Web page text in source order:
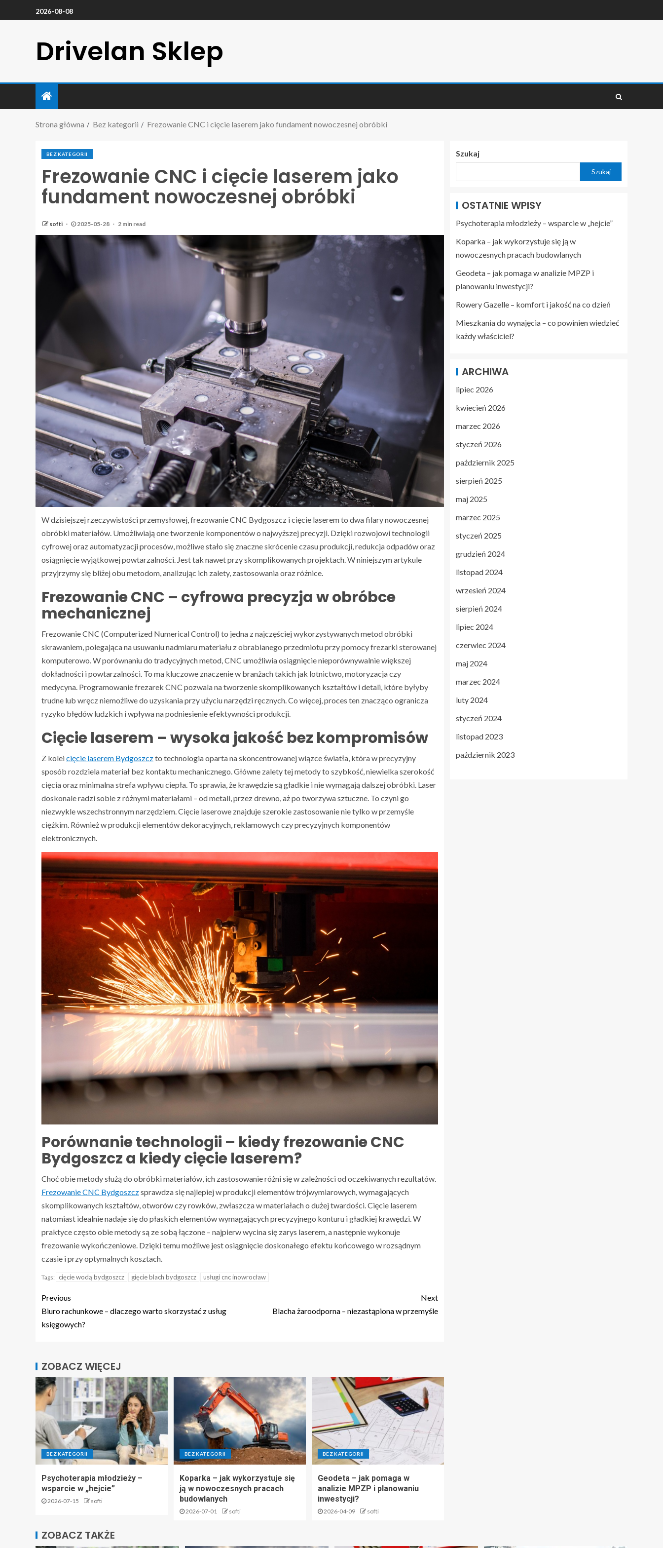
2026-08-08
Drivelan Sklep
Strona główna Bez kategorii Frezowanie CNC i cięcie laserem jako fundament nowoczesnej obróbki
BEZ KATEGORII
Frezowanie CNC i cięcie laserem jako
fundament nowoczesnej obróbki
softi 2025-05-28 2 min read
W dzisiejszej rzeczywistości przemysłowej, frezowanie CNC Bydgoszcz i cięcie laserem to dwa filary nowoczesnej
obróbki materiałów. Umożliwiają one tworzenie komponentów o najwyższej precyzji. Dzięki rozwojowi technologii
cyfrowej oraz automatyzacji procesów, możliwe stało się znaczne skrócenie czasu produkcji, redukcja odpadów oraz
osiągnięcie wyjątkowej powtarzalności. Jest tak nawet przy skomplikowanych projektach. W niniejszym artykule
przyjrzymy się bliżej obu metodom, analizując ich zalety, zastosowania oraz różnice.
Frezowanie CNC – cyfrowa precyzja w obróbce
mechanicznej
Frezowanie CNC (Computerized Numerical Control) to jedna z najczęściej wykorzystywanych metod obróbki
skrawaniem, polegająca na usuwaniu nadmiaru materiału z obrabianego przedmiotu przy pomocy frezarki sterowanej
komputerowo. W porównaniu do tradycyjnych metod, CNC umożliwia osiągnięcie nieporównywalnie większej
dokładności i powtarzalności. To ma kluczowe znaczenie w branżach takich jak lotnictwo, motoryzacja czy
medycyna. Programowanie frezarek CNC pozwala na tworzenie skomplikowanych kształtów i detali, które byłyby
trudne lub wręcz niemożliwe do uzyskania przy użyciu narzędzi ręcznych. Co więcej, proces ten znacząco ogranicza
ryzyko błędów ludzkich i wpływa na podniesienie efektywności produkcji.
Cięcie laserem – wysoka jakość bez kompromisów
Z koleicięcie laserem Bydgoszczto technologia oparta na skoncentrowanej wiązce światła, która w precyzyjny
sposób rozdziela materiał bez kontaktu mechanicznego. Główne zalety tej metody to szybkość, niewielka szerokość
cięcia oraz minimalna strefa wpływu ciepła. To sprawia, że krawędzie są gładkie i nie wymagają dalszej obróbki. Laser
doskonale radzi sobie z różnymi materiałami – od metali, przez drewno, aż po tworzywa sztuczne. To czyni go
niezwykle wszechstronnym narzędziem. Cięcie laserowe znajduje szerokie zastosowanie nie tylko w przemyśle
ciężkim. Również w produkcji elementów dekoracyjnych, reklamowych czy precyzyjnych komponentów
elektronicznych.
Porównanie technologii – kiedy frezowanie CNC
Bydgoszcz a kiedy cięcie laserem?
Choć obie metody służą do obróbki materiałów, ich zastosowanie różni się w zależności od oczekiwanych rezultatów.
Frezowanie CNC Bydgoszczsprawdza się najlepiej w produkcji elementów trójwymiarowych, wymagających
skomplikowanych kształtów, otworów czy rowków, zwłaszcza w materiałach o dużej twardości. Cięcie laserem
natomiast idealnie nadaje się do płaskich elementów wymagających precyzyjnego konturu i gładkiej krawędzi. W
praktyce często obie metody są ze sobą łączone – najpierw wycina się zarys laserem, a następnie wykonuje
frezowanie wykończeniowe. Dzięki temu możliwe jest osiągnięcie doskonałego efektu końcowego w rozsądnym
czasie i przy optymalnych kosztach.
Tags: cięcie wodą bydgoszcz gięcie blach bydgoszcz usługi cnc inowrocław
Previous
Biuro rachunkowe – dlaczego warto skorzystać z usług
księgowych?
Next
Blacha żaroodporna – niezastąpiona w przemyśle
ZOBACZ WIĘCEJ
BEZ KATEGORII
Psychoterapia młodzieży –
wsparcie w „hejcie”
2026-07-15 softi
BEZ KATEGORII
Koparka – jak wykorzystuje się
ją w nowoczesnych pracach
budowlanych
2026-07-01 softi
BEZ KATEGORII
Geodeta – jak pomaga w
analizie MPZP i planowaniu
inwestycji?
2026-04-09 softi
Szukaj
Szukaj
OSTATNIE WPISY
Psychoterapia młodzieży – wsparcie w „hejcie”
Koparka – jak wykorzystuje się ją w
nowoczesnych pracach budowlanych
Geodeta – jak pomaga w analizie MPZP i
planowaniu inwestycji?
Rowery Gazelle – komfort i jakość na co dzień
Mieszkania do wynajęcia – co powinien wiedzieć
każdy właściciel?
ARCHIWA
lipiec 2026
kwiecień 2026
marzec 2026
styczeń 2026
październik 2025
sierpień 2025
maj 2025
marzec 2025
styczeń 2025
grudzień 2024
listopad 2024
wrzesień 2024
sierpień 2024
lipiec 2024
czerwiec 2024
maj 2024
marzec 2024
luty 2024
styczeń 2024
listopad 2023
październik 2023
ZOBACZ TAKŻE